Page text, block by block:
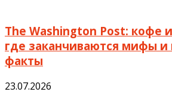
The Washington Post: кофе
где заканчиваются мифы и
факты
23.07.2026